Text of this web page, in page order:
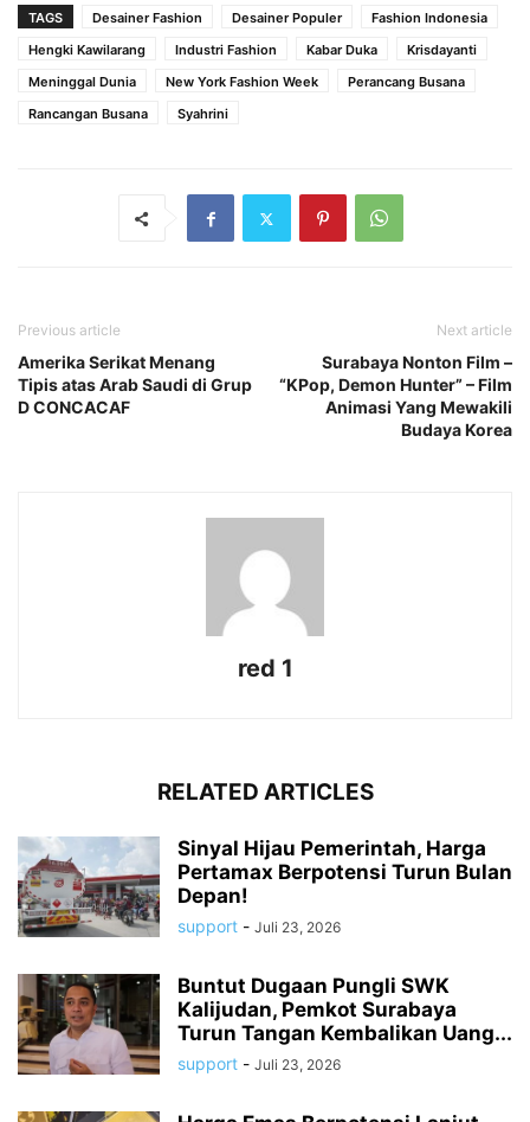
TAGS Desainer Fashion Desainer Populer
Fashion Indonesia
Hengki Kawilarang
Industri Fashion Kabar Duka
Krisdayanti
Meninggal Dunia
New York Fashion Week
Perancang Busana
Rancangan Busana
Syahrini
Previous article
Amerika Serikat Menang
Tipis atas Arab Saudi di Grup
D CONCACAF
Next article
Surabaya Nonton Film –
“KPop, Demon Hunter” – Film
Animasi Yang Mewakili
Budaya Korea
red 1
RELATED ARTICLES
Sinyal Hijau Pemerintah, Harga
Pertamax Berpotensi Turun Bulan
Depan!
support - Juli 23, 2026
Buntut Dugaan Pungli SWK
Kalijudan, Pemkot Surabaya
Turun Tangan Kembalikan Uang...
support - Juli 23, 2026